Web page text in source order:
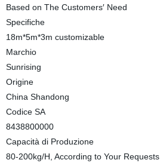
Based on The Customers′ Need
Specifiche
18m*5m*3m customizable
Marchio
Sunrising
Origine
China Shandong
Codice SA
8438800000
Capacità di Produzione
80-200kg/H, According to Your Requests